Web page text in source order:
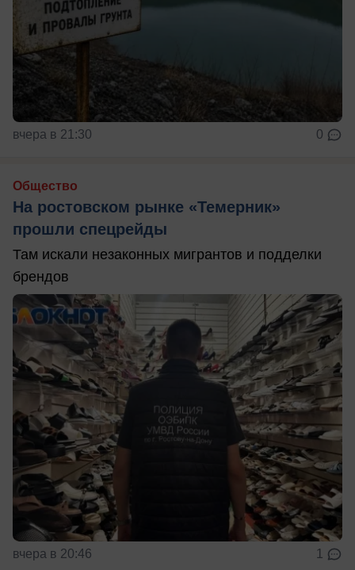
вчера в 21:30 0
Общество
На ростовском рынке «Темерник»
прошли спецрейды
Там искали незаконных мигрантов и подделки
брендов
вчера в 20:46 1